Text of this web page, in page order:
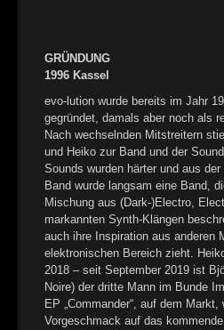
►
GRÜNDUNG
1996 Kassel
evo-lution wurde bereits im Jahr
gegründet, damals aber noch als
Nach wechselnden Mitstreitern
und Heiko zur Band und der
Sounds wurden härter und aus
Band wurde langsam eine Band,
Mischung aus (Dark-)Electro,
markannten Synth-Klängen
auch ihre Inspiration aus anderen
elektronischen Bereich zieht.
2018 – seit September 2019 ist
Noire) der dritte Mann im Bunde
EP „Commander“, auf dem
Vorgeschmack auf das